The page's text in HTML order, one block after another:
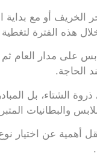
الخريف أو مع
هذه الفترة
على مدار العام
الحاجة.
الشتاء، بل
والبطانيات
يقل أهمية عن